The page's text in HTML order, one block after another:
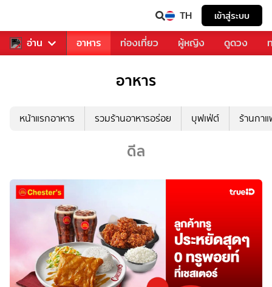
TH เข้าสู่ระบบ
อ่าน
รวงการเพลง อาหาร ท่องเที่ยว ผู้หญิง ดูดวง
อาหาร
หน้าแรกอาหาร รวมร้านอาหารอร่อย บุฟเฟ่ต์ ร้านกา
ดีล